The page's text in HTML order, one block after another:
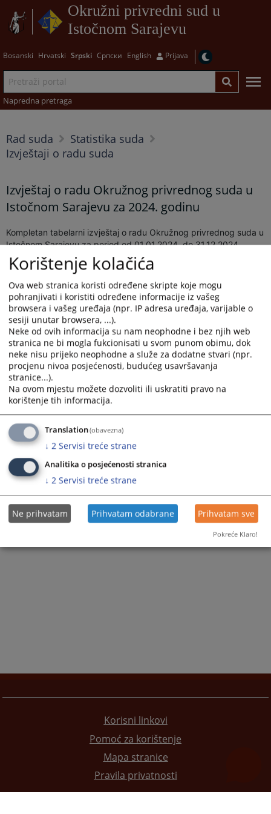
Okružni privredni sud u
Istočnom Sarajevu
Bosanski Hrvatski Srpski Српски English Prijava
Napredna pretraga
Rad suda
Statistika suda
Izvještaji o radu suda
Izvještaj o radu Okružnog privrednog suda u
Istočnom Sarajevu za 2024. godinu
Kompletan tabelarni izvještaj o radu Okružnog privrednog suda u
Istočnom Sarajevu za period od 01.01.2024. do 31.12.2024.
godine možete preuzeti i pogledati u prilogu desno.
Prikazana vijest je na: Srpski jezik
Prateći dokumenti
Izvještaj o radu Okružnog privrednog suda u Istočnom
Sarajevu za 2024. godinu
241
Korisni linkovi
Pomoć za korištenje
Mapa stranice
Pravila privatnosti
Korištenje kolačića
Ova web stranica koristi određene skripte koje mogu
pohranjivati i koristiti određene informacije iz vašeg
browsera i vašeg uređaja (npr. IP adresa uređaja, varijable o
sesiji unutar browsera, ...).
Neke od ovih informacija su nam neophodne i bez njih web
stranica ne bi mogla fukcionisati u svom punom obimu, dok
neke nisu prijeko neophodne a služe za dodatne stvari (npr.
procjenu nivoa posjećenosti, budućeg usavršavanja
stranice...).
Na ovom mjestu možete dozvoliti ili uskratiti pravo na
korištenje tih informacija.
Translation(obavezna)
↓ 2 Servisi treće strane
Analitika o posjećenosti stranica
↓ 2 Servisi treće strane
Ne prihvatam Prihvatam odabrane Prihvatam sve
Pokreće Klaro!